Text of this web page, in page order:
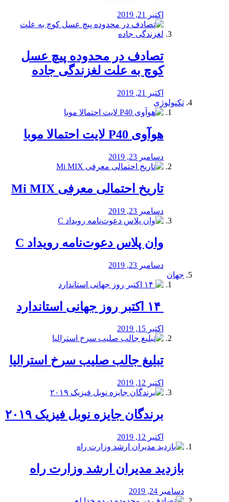
اکتبر 21, 2019
تصادف در محدوده پیچ عسل
کوچ به علت لغزندگی جاده
اکتبر 21, 2019
تکنولوژی
هوآوی P40 لایت احتمالا موبا
دسامبر 23, 2019
تاریخ احتمالی معرفی Mi MIX
دسامبر 23, 2019
وان پلاس دعوت‌نامه رویداد C
دسامبر 23, 2019
جهان
اکتبر 15, 2019
تبلیغ جالب صلیب سرخ استرالیا
اکتبر 12, 2019
برندگان جایزه نوبل فیزیک ۲۰۱۹
اکتبر 12, 2019
بازدید مدیران ارشد وزارت راه
دسامبر 24, 2019